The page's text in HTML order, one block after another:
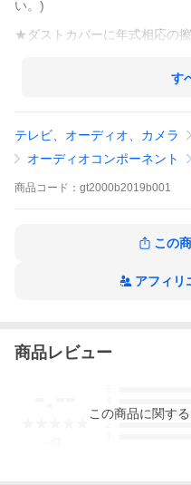
い。)
★ダストカバーに年式相応の
★キャビネットに若干の小傷有
★DL-103(DENON社MCカート
<カンチレバー気持ち曲がって
★ターンテーブルシートが純
<レコードプレーヤーに知識
す
テレビ、オーディオ、カメラ
オーディオコンポーネント
商品 コード： gt2000b2019b001
この
アフィリ
商品レビュー
3
この商品に関す